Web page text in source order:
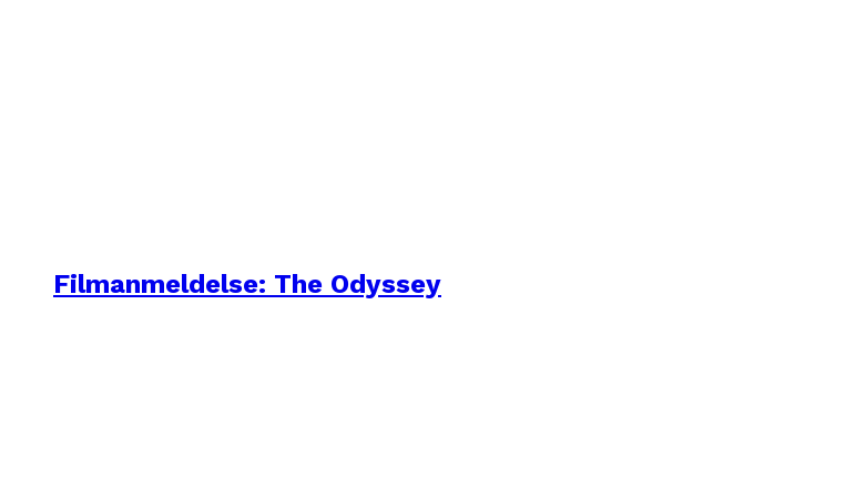
Filmanmeldelse: The Odyssey